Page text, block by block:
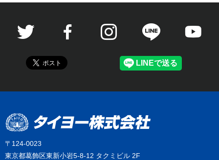
〒124-0023
東京都葛飾区東新小岩5-8-12 タクミビル 2F